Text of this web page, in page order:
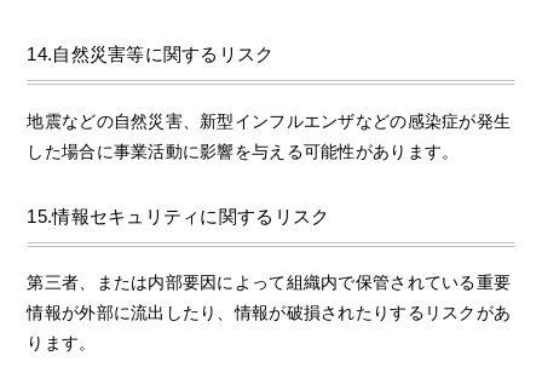
14.自然災害等に関するリスク
地震などの自然災害、新型インフルエンザなどの感染症が発生
した場合に事業活動に影響を与える可能性があります。
15.情報セキュリティに関するリスク
第三者、または内部要因によって組織内で保管されている重要
情報が外部に流出したり、情報が破損されたりするリスクがあ
ります。